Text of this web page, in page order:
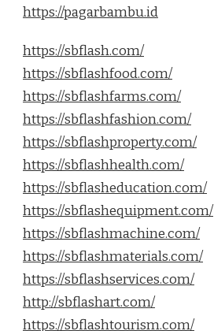
https://pagarbambu.id
https://sbflash.com/
https://sbflashfood.com/
https://sbflashfarms.com/
https://sbflashfashion.com/
https://sbflashproperty.com/
https://sbflashhealth.com/
https://sbflasheducation.com/
https://sbflashequipment.com/
https://sbflashmachine.com/
https://sbflashmaterials.com/
https://sbflashservices.com/
http://sbflashart.com/
https://sbflashtourism.com/